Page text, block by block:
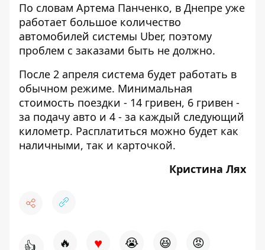
По словам Артема Панченко, в Днепре уже
работает большое количество
автомобилей системы Uber, поэтому
проблем с заказами быть не должно.
После 2 апреля система будет работать в
обычном режиме. Минимальная
стоимость поездки - 14 гривен, 6 гривен -
за подачу авто и 4 - за каждый следующий
километр. Расплатиться можно будет как
наличными, так и карточкой.
Кристина Лях
👍 🔥 ♥ 😭 😆 😡